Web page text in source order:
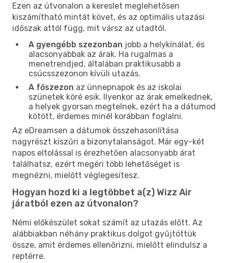
Ezen az útvonalon a kereslet meglehetősen
kiszámítható mintát követ, és az optimális utazási
időszak attól függ, mit vársz az utadtól.
A gyengébb szezonban jobb a helykínálat, és
alacsonyabbak az árak. Ha rugalmas a
menetrendjed, általában praktikusabb a
csúcsszezonon kívüli utazás.
A főszezon az ünnepnapok és az iskolai
szünetek köré esik. Ilyenkor az árak emelkednek,
a helyek gyorsan megtelnek, ezért ha a dátumod
kötött, érdemes minél korábban foglalni.
Az eDreamsen a dátumok összehasonlítása
nagyrészt kiszűri a bizonytalanságot. Már egy-két
napos eltolással is érezhetően alacsonyabb árat
találhatsz, ezért megéri több lehetőséget is
megnézni, mielőtt véglegesítesz.
Hogyan hozd ki a legtöbbet a(z) Wizz Air
járatból ezen az útvonalon?
Némi előkészület sokat számít az utazás előtt. Az
alábbiakban néhány praktikus dolgot gyűjtöttük
össze, amit érdemes ellenőrizni, mielőtt elindulsz a
reptérre.